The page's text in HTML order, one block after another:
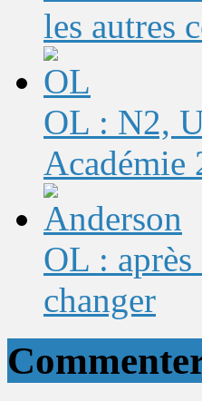
les autres
OL : N2,
Académie
OL :
changer